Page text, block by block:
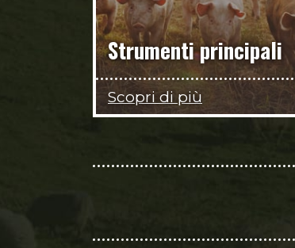
Strumenti principali
Scopri di più